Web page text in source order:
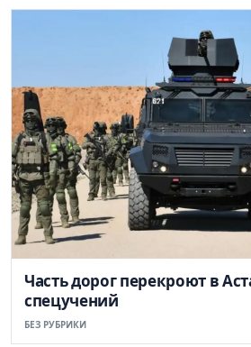
Часть дорог перекроют в
спецучений
БЕЗ РУБРИКИ